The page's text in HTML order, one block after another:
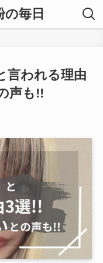
毎日
言われる理由
声も!!